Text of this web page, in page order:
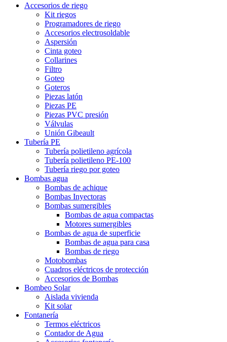
Accesorios de riego
Kit riegos
Programadores de riego
Accesorios electrosoldable
Aspersión
Cinta goteo
Collarines
Filtro
Goteo
Goteros
Piezas latón
Piezas PE
Piezas PVC presión
Válvulas
Unión Gibeault
Tubería PE
Tubería polietileno agrícola
Tubería polietileno PE-100
Tubería riego por goteo
Bombas agua
Bombas de achique
Bombas Inyectoras
Bombas sumergibles
Bombas de agua compactas
Motores sumergibles
Bombas de agua de superficie
Bombas de agua para casa
Bombas de riego
Motobombas
Cuadros eléctricos de protección
Accesorios de Bombas
Bombeo Solar
Aislada vivienda
Kit solar
Fontanería
Termos eléctricos
Contador de Agua